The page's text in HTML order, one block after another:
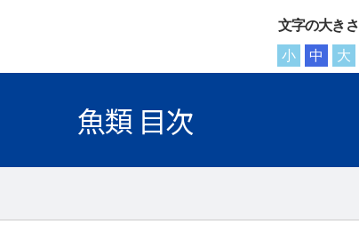
文字の大きさ
小
中 大
魚類 目次